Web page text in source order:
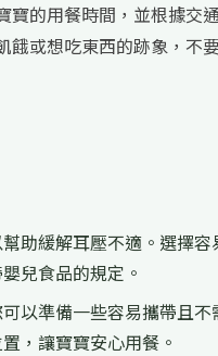
的用餐時間，並根據交
餓或想吃東西的跡象，不
助緩解耳壓不適。選擇
兒食品的規定。
以準備一些容易攜帶且
，讓寶寶安心用餐。